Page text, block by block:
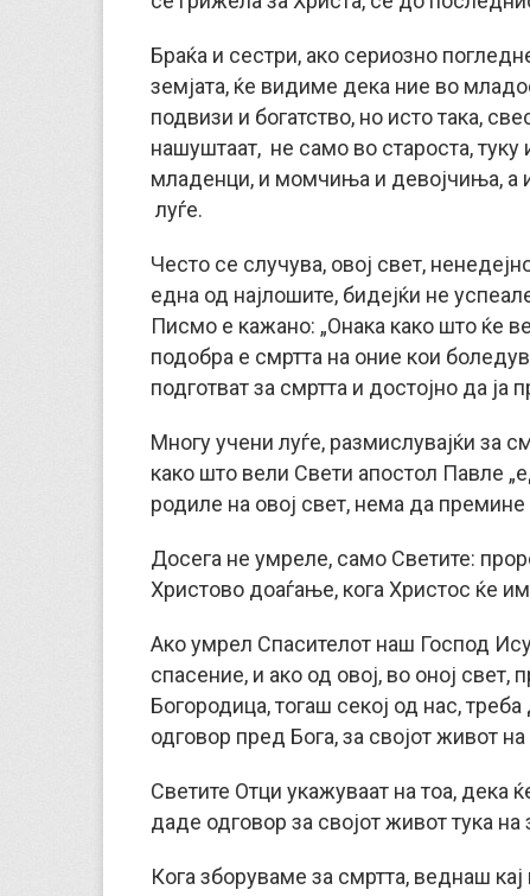
Браќа и сестри, ако сериозно
земјата, ќе видиме дека ние во
подвизи и богатство, но исто така,
нашуштаат, не само во староста,
младенци, и момчиња и девојчиња, а
луѓе.
Често се случува, овој свет,
една од најлошите, бидејќи не
Писмо е кажано: „Онака како што ќе
подобра е смртта на оние кои
подготват за смртта и достојно да ја
Многу учени луѓе, размислувајќи за
како што вели Свети апостол Павле
родиле на овој свет, нема да
Досега не умреле, само Светите:
Христово доаѓање, кога Христос ќе
Ако умрел Спасителот наш Господ
спасение, и ако од овој, во оној
Богородица, тогаш секој од нас,
одговор пред Бога, за својот живот на
Светите Отци укажуваат на тоа, дека
даде одговор за својот живот тука на
Кога зборуваме за смртта, веднаш